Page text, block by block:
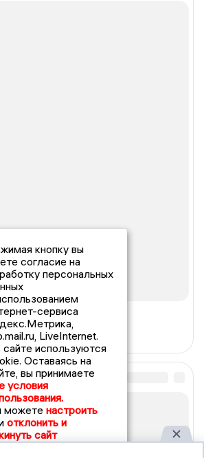
кнопку вы
согласие на
персональных
сервиса
LiveInternet.
сайте используются
Оставаясь на
вы принимаете
условия
можете настроить
отклонить и
сайт